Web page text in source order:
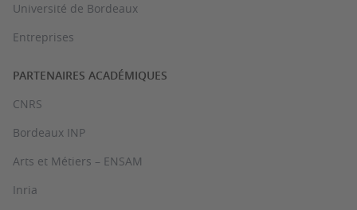
Université de Bordeaux
Entreprises
PARTENAIRES ACADÉMIQUES
CNRS
Bordeaux INP
Arts et Métiers – ENSAM
Inria